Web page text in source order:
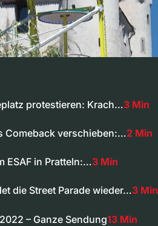
protestieren: Krach…3 Min
Comeback verschieben:…2 Min
ESAF in Pratteln:…3 Min
die Street Parade wieder…3 Min
– Ganze Sendung13 Min